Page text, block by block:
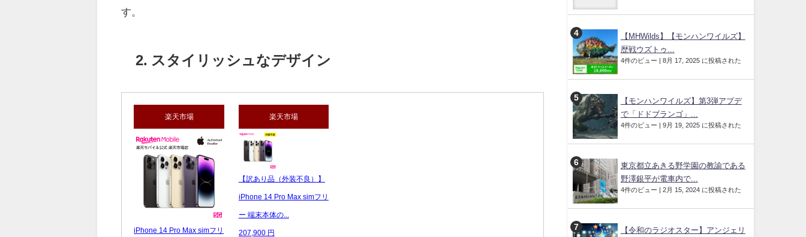
す。
2. スタイリッシュなデザイン
楽天市場
iPhone 14 Pro Max simフリ
楽天市場
【訳あり品（外装不良）】
iPhone 14 Pro Max simフリ
ー 端末本体の...
207,900 円
【MHWilds】【モンハンワイルズ】
歴戦ウズトゥ...
4件のビュー | 8月 17, 2025 に投稿された
【モンハンワイルズ】第3弾アプデ
で「ドドブランゴ」...
4件のビュー | 9月 19, 2025 に投稿された
東京都立あきる野学園の教諭である
野澤銀平が電車内で...
4件のビュー | 2月 15, 2024 に投稿された
【令和のラジオスター】アンジェリ